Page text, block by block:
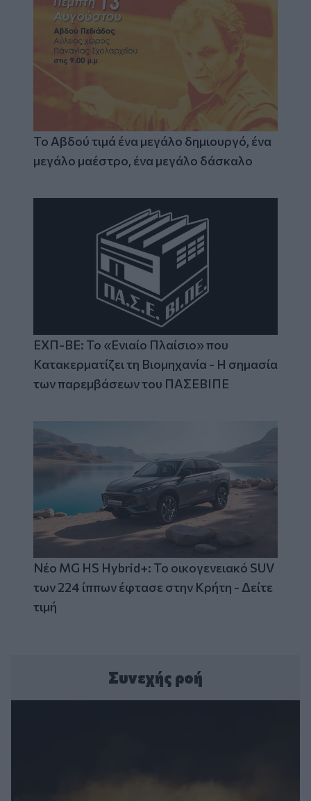
Το Αβδού τιμά ένα μεγάλο δημιουργό, ένα
μεγάλο μαέστρο, ένα μεγάλο δάσκαλο
ΕΧΠ-ΒΕ: Το «Ενιαίο Πλαίσιο» που
Κατακερματίζει τη Βιομηχανία - Η σημασία
των παρεμβάσεων του ΠΑΣΕΒΙΠΕ
Νέο MG HS Hybrid+: Το οικογενειακό SUV
των 224 ίππων έφτασε στην Κρήτη - Δείτε
τιμή
Συνεχής ροή